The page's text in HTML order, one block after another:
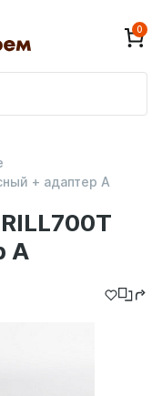
0
А
+ адаптер А